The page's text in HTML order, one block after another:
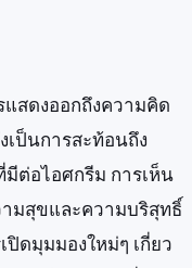
แสดงออกถึงความคิด
เป็นการสะท้อนถึง
ต่อไอศกรีม การเห็น
มสุขและความบริสุทธิ์
ปิดมุมมองใหม่ๆ เกี่ยว